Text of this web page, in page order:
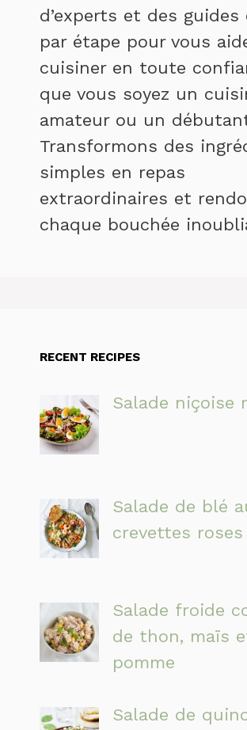
d’experts et des guides
par étape pour vous
cuisiner en toute
que vous soyez un
amateur ou un
Transformons des
simples en repas
extraordinaires et
chaque bouchée
RECENT RECIPES
Salade niçoise
Salade de blé
crevettes roses
Salade froide
de thon, maïs
pomme
Salade de